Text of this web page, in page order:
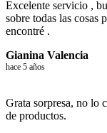
Excelente servicio ,
sobre todas las cosas
encontré .
Gianina Valencia
hace 5 años
Grata sorpresa, no lo
de productos.